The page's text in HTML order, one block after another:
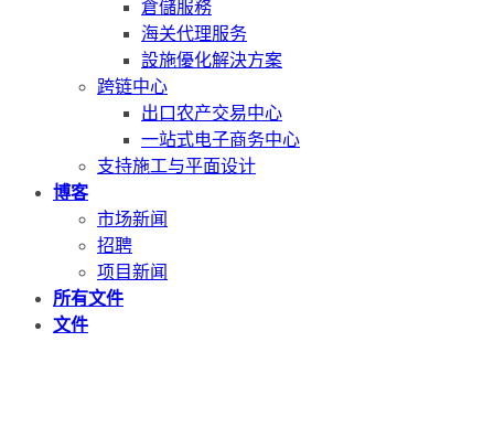
倉儲服務
海关代理服务
設施優化解決方案
跨链中心
出口农产交易中心
一站式电子商务中心
支持施工与平面设计
博客
市场新闻
招聘
项目新闻
所有文件
文件